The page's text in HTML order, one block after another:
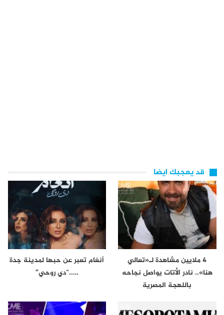
قد يعجبك ايضا
4 ملايين مشاهدة لـ«تعالي
هنا».. نادر الأتات يواصل نجاحه
باللهجة المصرية
أنغام تعبر عن حبها لمدينة جدة
…..“دي روحي”